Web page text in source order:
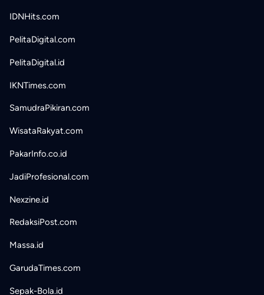
IDNHits.com
PelitaDigital.com
PelitaDigital.id
IKNTimes.com
SamudraPikiran.com
WisataRakyat.com
PakarInfo.co.id
JadiProfesional.com
Nexzine.id
RedaksiPost.com
Massa.id
GarudaTimes.com
Sepak-Bola.id